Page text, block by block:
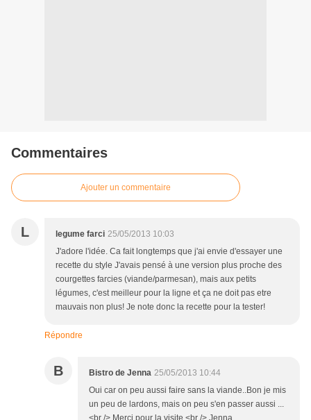
Commentaires
Ajouter un commentaire
L legume farci 25/05/2013 10:03
J'adore l'idée. Ca fait longtemps que j'ai envie d'essayer une
recette du style J'avais pensé à une version plus proche des
courgettes farcies (viande/parmesan), mais aux petits
légumes, c'est meilleur pour la ligne et ça ne doit pas etre
mauvais non plus! Je note donc la recette pour la tester!
Répondre
B Bistro de Jenna 25/05/2013 10:44
Oui car on peu aussi faire sans la viande..Bon je mis
un peu de lardons, mais on peu s'en passer aussi ...
<br /> Merci pour la visite <br /> Jenna